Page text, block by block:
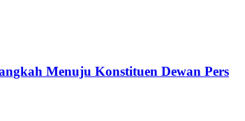
Menuju Konstituen Dewan Pers